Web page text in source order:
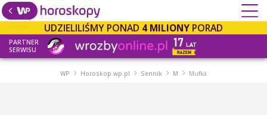
UDZIELILIŚMY PONAD 4 MILIONY PORAD
PARTNER
SERWISU
WP Horoskop.wp.pl Sennik M Mufka